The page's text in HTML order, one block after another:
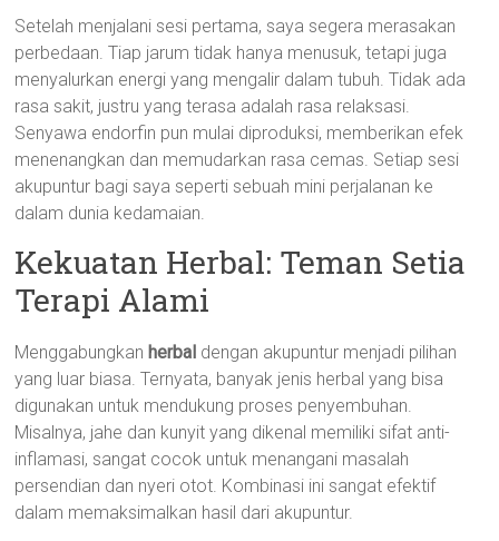
Setelah menjalani sesi pertama, saya segera merasakan
perbedaan. Tiap jarum tidak hanya menusuk, tetapi juga
menyalurkan energi yang mengalir dalam tubuh. Tidak ada
rasa sakit, justru yang terasa adalah rasa relaksasi.
Senyawa endorfin pun mulai diproduksi, memberikan efek
menenangkan dan memudarkan rasa cemas. Setiap sesi
akupuntur bagi saya seperti sebuah mini perjalanan ke
dalam dunia kedamaian.
Kekuatan Herbal: Teman Setia
Terapi Alami
Menggabungkan herbal dengan akupuntur menjadi pilihan
yang luar biasa. Ternyata, banyak jenis herbal yang bisa
digunakan untuk mendukung proses penyembuhan.
Misalnya, jahe dan kunyit yang dikenal memiliki sifat anti-
inflamasi, sangat cocok untuk menangani masalah
persendian dan nyeri otot. Kombinasi ini sangat efektif
dalam memaksimalkan hasil dari akupuntur.